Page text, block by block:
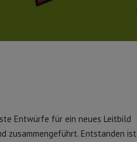
Entwürfe für ein neues Leitbild
zusammengeführt. Entstanden ist